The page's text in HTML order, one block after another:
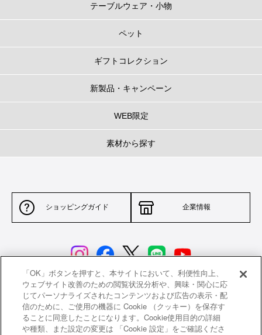
テーブルウェア・小物
ペット
ギフトコレクション
新製品・キャンペーン
WEB限定
素材から探す
ショッピングガイド 企業情報
サイトポリシー 特定商取引法に基づく表示
並行輸入品について 個人情報保護方針
「OK」ボタンを押すと、本サイトにおいて、利便性向上、
ウェブサイト改善のための閲覧状況分析や、興味・関心に応
じてパーソナライズされたコンテンツおよび広告の表示・配
信のために、ご使用の機器に Cookie （クッキー）を保存す
ることに同意したことになります。Cookie使用目的の詳細
や種類、また設定の変更は 「Cookie 設定」をご確認くださ